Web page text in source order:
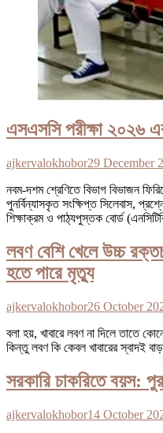
এসএসসি পরীক্ষা ২০২৬
ajkervalokhobor29 December
নবম-দশম শ্রেণিতে বিভাগ বিভাজন
পুনর্বিন্যাসকৃত সংক্ষিপ্ত সিলেবাস,
শিক্ষাক্রম ও পাঠ্যপুস্তক বোর্ড
লবণ বেশি খেলে উচ্চ
হতে পারে মৃত্যু
ajkervalokhobor26 October
বলা হয়, খাবারে লবণ না দিলে তাতে
কিন্তু লবণ কি কেবল খাবারের স্বাদই
সরকারি চাকরিতে বয়স:
ajkervalokhobor14 October